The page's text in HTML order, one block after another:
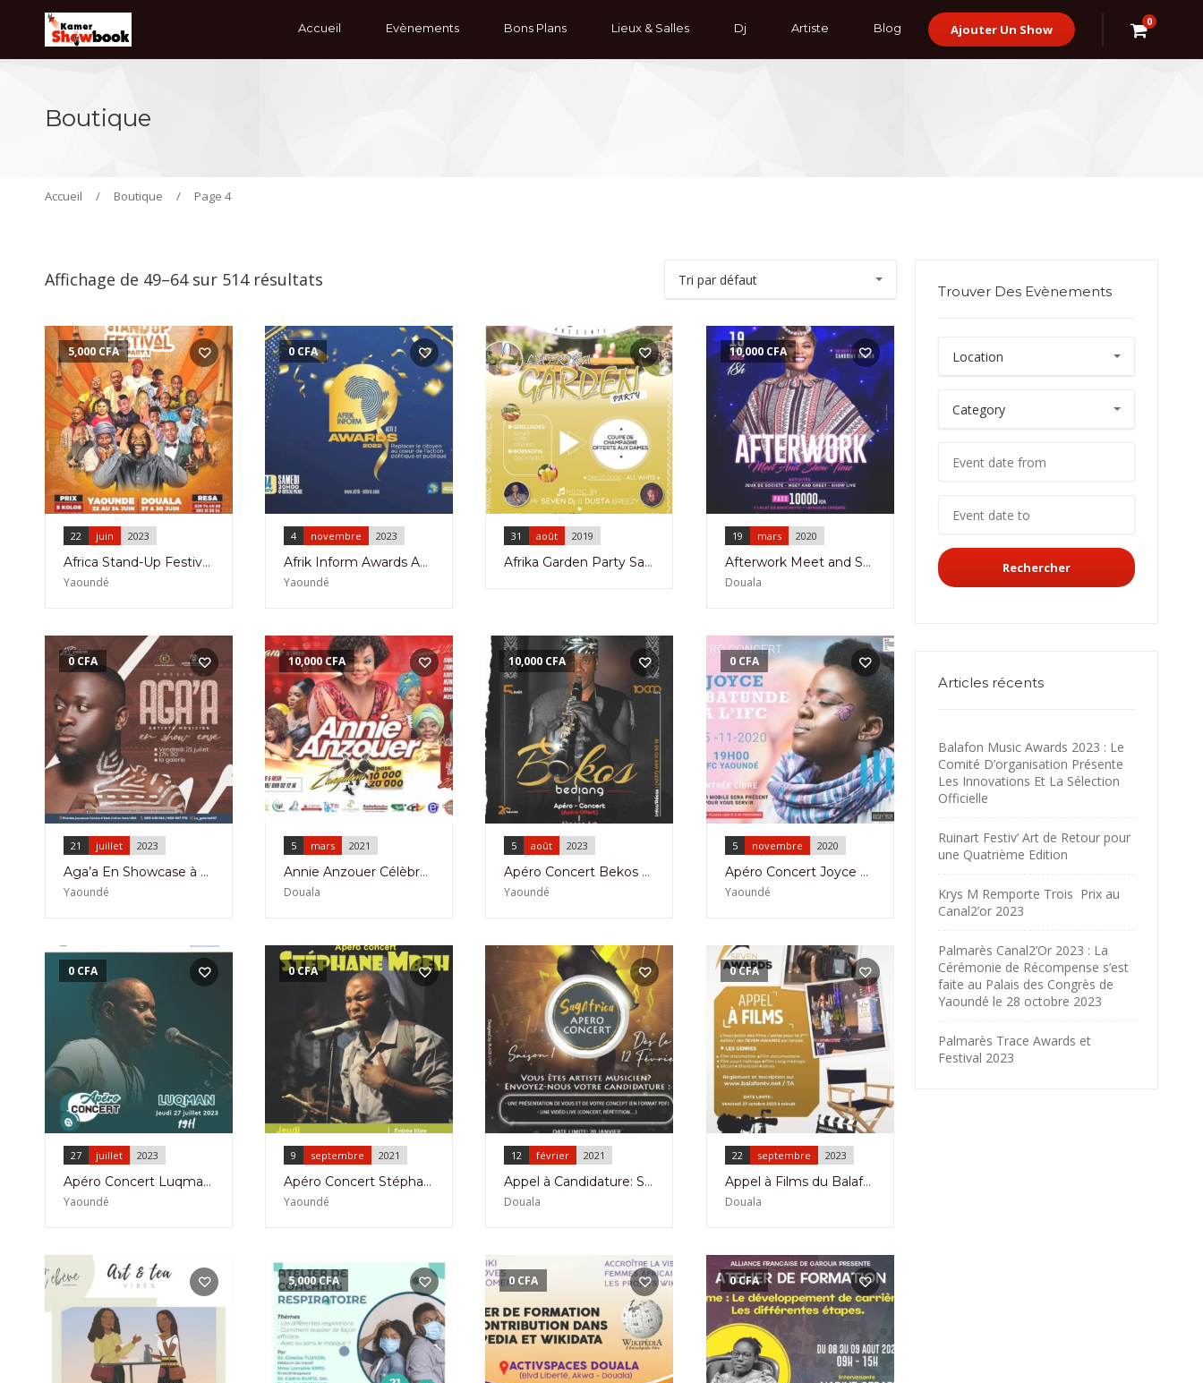
0
Ajouter Un Show
Accueil Evènements Bons Plans Lieux & Salles Dj Artiste Blog
Boutique
Accueil / Boutique / Page 4
Affichage de 49–64 sur 514 résultats
22 juin 2023
Africa Stand-Up Festival Part1 à Yaoundé du 22 au 24 juin 2023
5,000 CFA
Yaoundé
4 novembre 2023
Afrik Inform Awards Acte 3 au Krystal Palace à Douala le 04 Novembre 2023
0 CFA
Yaoundé
31 août 2019
Afrika Garden Party Samedi 29 Août 2020 à Paris
19 mars 2020
Afterwork Meet and Show Time avec Sandrine Nnanga à Douala le 19 Mars 2021
10,000 CFA
Douala
21 juillet 2023
Aga’a En Showcase à La Galerie à La Montée Jouvence à Yaoundé le 21 Juillet 2023
0 CFA
Yaoundé
5 mars 2021
Annie Anzouer Célèbre 30 ans de Carrière le 5 Mars 2021 à La Falaise Diomond à Bonanjo
10,000 CFA
Douala
5 août 2023
Apéro Concert Bekos Bediang à Akanga Art à Yaoundé le 5 Août 2023
10,000 CFA
Yaoundé
5 novembre 2020
Apéro Concert Joyce Babatunde le 5 Novembre à L’Ifc Yaoundé
0 CFA
Yaoundé
27 juillet 2023
Apéro Concert Luqman à l’Ifc de Yaoundé le 27 Juillet 2023
0 CFA
Yaoundé
9 septembre 2021
Apéro Concert Stéphane Mbeh à L’Institut français de Yaoundé le 09 Septembre 2021
0CFA
Yaoundé
12 février 2021
Appel à Candidature: Saison1 Apéro Concert Sagafrica à Akwa le 12 février 2021
Douala
22 septembre 2023
Appel à Films du Balafon7seven Awards Jusqu’au 27 Octobre 2023
0CFA
Douala
5,000CFA 0 CFA 0CFA
Trouver Des Evènements
Rechercher
Articles récents
Balafon Music Awards 2023 : Le
Comité D’organisation Présente
Les Innovations Et La Sélection
Officielle
Ruinart Festiv’ Art de Retour pour
une Quatrième Edition
Krys M Remporte Trois Prix au
Canal2’or 2023
Palmarès Canal2’Or 2023 : La
Cérémonie de Récompense s’est
faite au Palais des Congrès de
Yaoundé le 28 octobre 2023
Palmarès Trace Awards et
Festival 2023